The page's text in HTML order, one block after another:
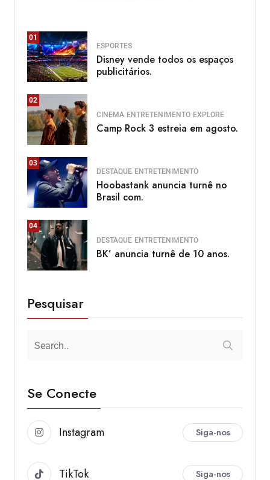
01
ESPORTES
Disney vende todos os espaços
publicitários.
02
CINEMA ENTRETENIMENTO EXPLORE
Camp Rock 3 estreia em agosto.
03
DESTAQUE ENTRETENIMENTO
Hoobastank anuncia turnê no
Brasil com.
04
DESTAQUE ENTRETENIMENTO
BK’ anuncia turnê de 10 anos.
Pesquisar
Se Conecte
Instagram Siga-nos
TikTok Siga-nos